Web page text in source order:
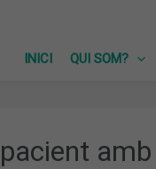
INICI
QUI SOM?